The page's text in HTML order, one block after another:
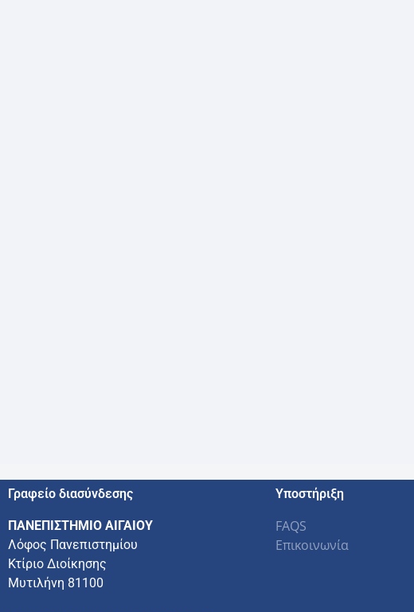
Γραφείο διασύνδεσης
ΠΑΝΕΠΙΣΤΗΜΙΟ ΑΙΓΑΙΟΥ
Λόφος Πανεπιστημίου
Κτίριο Διοίκησης
Μυτιλήνη 81100
Υποστήριξη
FAQS
Επικοινωνία